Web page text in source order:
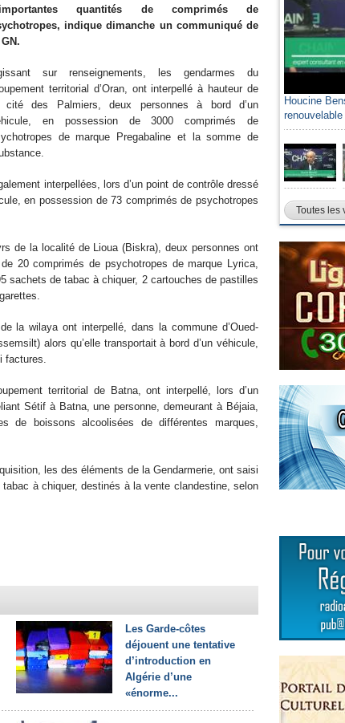
quantités de comprimés de
indique dimanche un communiqué de
GN.
sur renseignements, les gendarmes du
territorial d’Oran, ont interpellé à hauteur de
cité des Palmiers, deux personnes à bord d’un
en possession de 3000 comprimés de
de marque Pregabaline et la somme de
interpellées, lors d’un point de contrôle dressé
en possession de 73 comprimés de psychotropes
de la localité de Lioua (Biskra), deux personnes ont
20 comprimés de psychotropes de marque Lyrica,
sachets de tabac à chiquer, 2 cartouches de pastilles
la wilaya ont interpellé, dans la commune d’Oued-
alors qu’elle transportait à bord d’un véhicule,
factures.
territorial de Batna, ont interpellé, lors d’un
Sétif à Batna, une personne, demeurant à Béjaia,
de boissons alcoolisées de différentes marques,
les des éléments de la Gendarmerie, ont saisi
à chiquer, destinés à la vente clandestine, selon
Les Garde-côtes
déjouent une tentative
d’introduction en
Algérie d’une
«énorme...
Houcine
renouvelable
Toutes les